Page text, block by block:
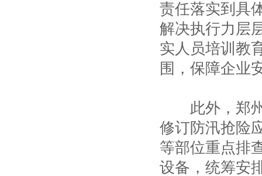
责任落实到具
解决执行力层
实人员培训教
围，保障企业
此外，郑州
修订防汛抢险
等部位重点排
设备，统筹安